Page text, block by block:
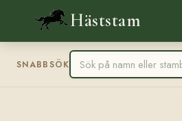
Häststam
SNABBSÖK